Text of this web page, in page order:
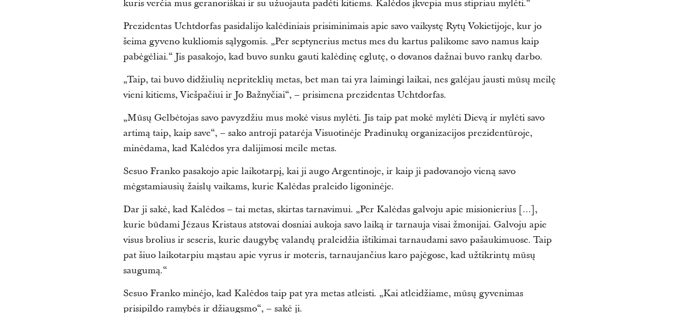
kuris verčia mus geranoriškai ir su užuojauta padėti kitiems. Kalėdos įkvepia mus stipriau mylėti.“
Prezidentas Uchtdorfas pasidalijo kalėdiniais prisiminimais apie savo vaikystę Rytų Vokietijoje, kur jo
šeima gyveno kukliomis sąlygomis. „Per septynerius metus mes du kartus palikome savo namus kaip
pabėgėliai.“ Jis pasakojo, kad buvo sunku gauti kalėdinę eglutę, o dovanos dažnai buvo rankų darbo.
„Taip, tai buvo didžiulių nepriteklių metas, bet man tai yra laimingi laikai, nes galėjau jausti mūsų meilę
vieni kitiems, Viešpačiui ir Jo Bažnyčiai“, – prisimena prezidentas Uchtdorfas.
„Mūsų Gelbėtojas savo pavyzdžiu mus mokė visus mylėti. Jis taip pat mokė mylėti Dievą ir mylėti savo
artimą taip, kaip save“, – sako antroji patarėja Visuotinėje Pradinukų organizacijos prezidentūroje,
minėdama, kad Kalėdos yra dalijimosi meile metas.
Sesuo Franko pasakojo apie laikotarpį, kai ji augo Argentinoje, ir kaip ji padovanojo vieną savo
mėgstamiausių žaislų vaikams, kurie Kalėdas praleido ligoninėje.
Dar ji sakė, kad Kalėdos – tai metas, skirtas tarnavimui. „Per Kalėdas galvoju apie misionierius […],
kurie būdami Jėzaus Kristaus atstovai dosniai aukoja savo laiką ir tarnauja visai žmonijai. Galvoju apie
visus brolius ir seseris, kurie daugybę valandų praleidžia ištikimai tarnaudami savo pašaukimuose. Taip
pat šiuo laikotarpiu mąstau apie vyrus ir moteris, tarnaujančius karo pajėgose, kad užtikrintų mūsų
saugumą.“
Sesuo Franko minėjo, kad Kalėdos taip pat yra metas atleisti. „Kai atleidžiame, mūsų gyvenimas
prisipildo ramybės ir džiaugsmo“, – sakė ji.